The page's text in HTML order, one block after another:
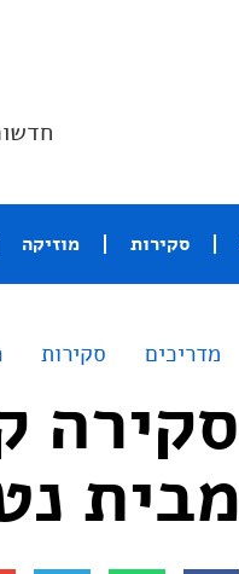
סקירות מוזיקה
מדריכים סקירות
סקירה
מבית